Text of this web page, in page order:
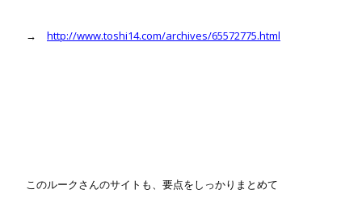
→ http://www.toshi14.com/archives/65572775.html
このルークさんのサイトも、要点をしっかりまとめて